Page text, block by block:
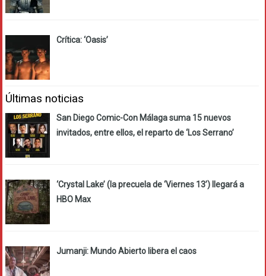
Crítica: ‘Oasis’
Últimas noticias
San Diego Comic-Con Málaga suma 15 nuevos
invitados, entre ellos, el reparto de ‘Los Serrano’
‘Crystal Lake’ (la precuela de ‘Viernes 13’) llegará a
HBO Max
Jumanji: Mundo Abierto libera el caos